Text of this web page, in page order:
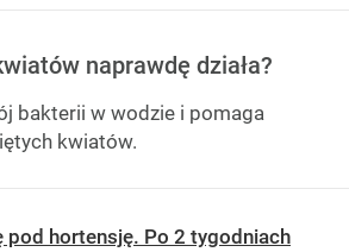
naprawdę działa?
bakterii w wodzie i pomaga
kwiatów.
pod hortensję. Po 2 tygodniach